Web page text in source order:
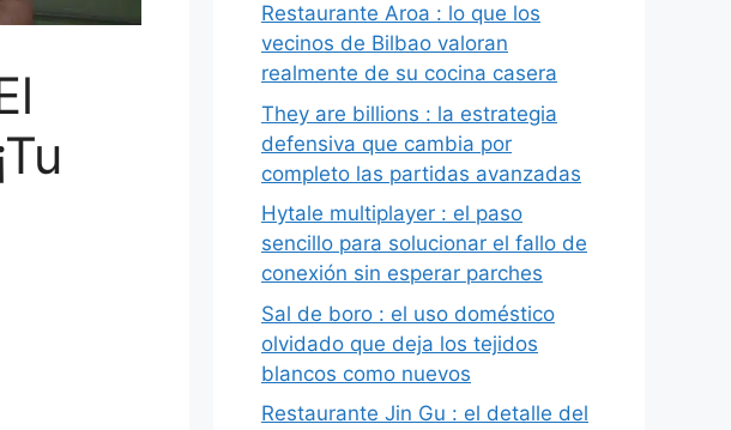
Restaurante Aroa : lo que los
vecinos de Bilbao valoran
realmente de su cocina casera
They are billions : la estrategia
defensiva que cambia por
completo las partidas avanzadas
Hytale multiplayer : el paso
sencillo para solucionar el fallo de
conexión sin esperar parches
Sal de boro : el uso doméstico
olvidado que deja los tejidos
blancos como nuevos
Restaurante Jin Gu : el detalle del